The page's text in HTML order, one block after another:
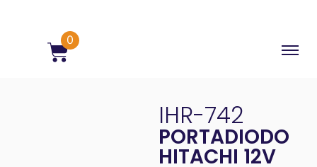
0
IHR-742
PORTADIODO
HITACHI 12V